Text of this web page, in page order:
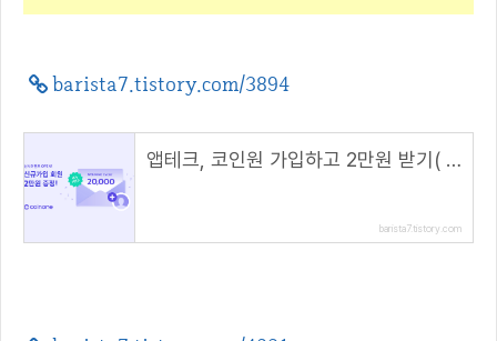
barista7.tistory.com/3894
앱테크, 코인원 가입하고 2만원 받기( 초대 코드 : 5G7TC772 )
barista7.tistory.com